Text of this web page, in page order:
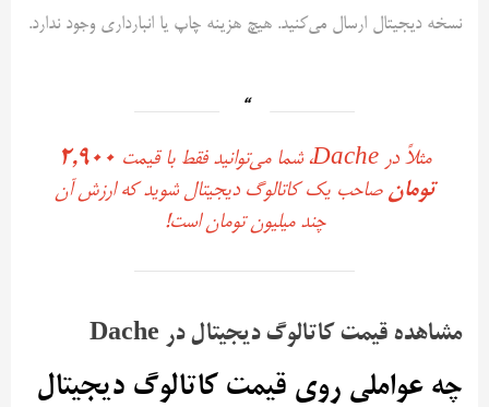
نسخه دیجیتال ارسال می‌کنید. هیچ هزینه چاپ یا انبارداری وجود ندارد.
مثلاً در Dache، شما می‌توانید فقط با قیمت
۲,۹۰۰
تومان صاحب یک کاتالوگ دیجیتال شوید که ارزش آن
چند میلیون تومان است!
مشاهده قیمت کاتالوگ دیجیتال در Dache
چه عواملی روی قیمت کاتالوگ دیجیتال